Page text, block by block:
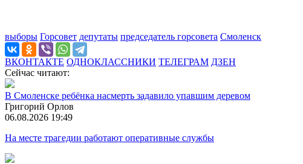
выборы Горсовет депутаты председатель горсовета Смоленск
ВКОНТАКТЕ ОДНОКЛАССНИКИ ТЕЛЕГРАМ ДЗЕН
Сейчас читают:
В Смоленске ребёнка насмерть задавило упавшим деревом
Григорий Орлов
06.08.2026 19:49
На месте трагедии работают оперативные службы